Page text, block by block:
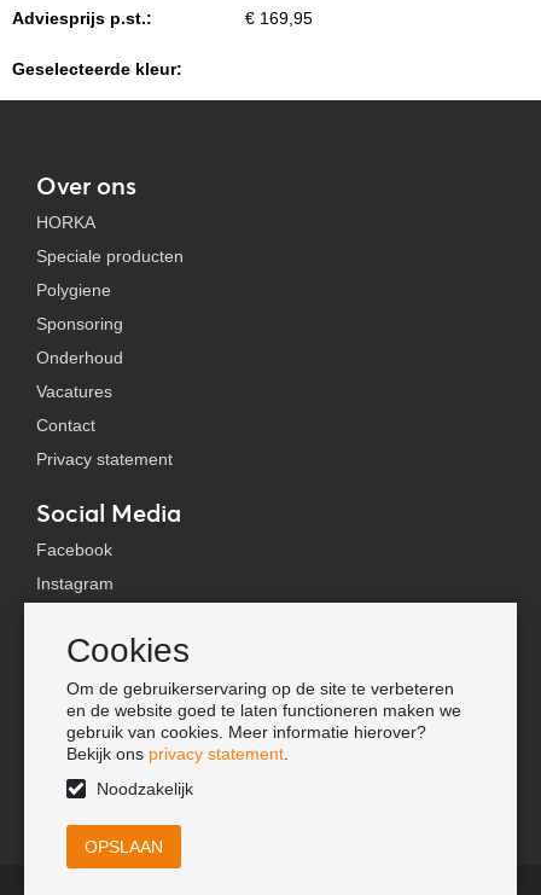
Cookies
Om de gebruikerservaring op de site te verbeteren
en de website goed te laten functioneren maken we
gebruik van cookies. Meer informatie hierover?
Bekijk ons privacy statement
Noodzakelijk
Adviesprijs p.st.: € 169,95
Geselecteerde kleur:
Over ons
HORKA
Speciale producten
Polygiene
Sponsoring
Onderhoud
Vacatures
Contact
Privacy statement
Social Media
Facebook
Instagram
TikTok
Tools
Lookbook
Nieuwe klant